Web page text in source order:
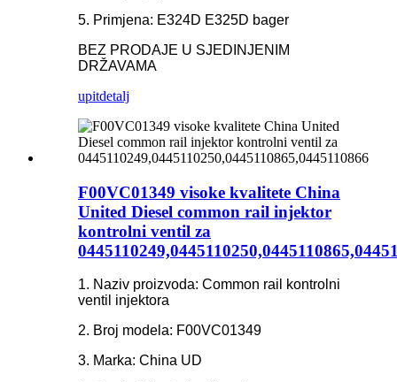
5. Primjena: E324D E325D bager
BEZ PRODAJE U SJEDINJENIM
DRŽAVAMA
upitdetalj
F00VC01349 visoke kvalitete China
United Diesel common rail injektor
kontrolni ventil za
1. Naziv proizvoda: Common rail kontrolni
ventil injektora
2. Broj modela: F00VC01349
3. Marka: China UD